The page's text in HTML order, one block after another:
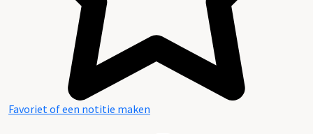
Favoriet of een notitie maken